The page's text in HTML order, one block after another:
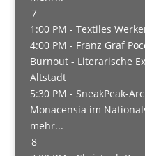
7
1:00 PM - Textiles
4:00 PM - Franz Graf
Burnout - Literarische
Altstadt
5:30 PM - SneakPeak-
Monacensia im
mehr...
8